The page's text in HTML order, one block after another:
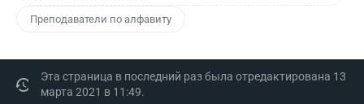
Преподаватели по алфавиту
Эта страница в последний раз была отредактирована 13
марта 2021 в 11:49.